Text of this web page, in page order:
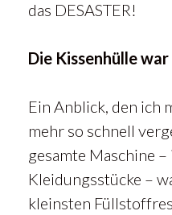
das DESASTER!
Die Kissenhülle
Ein Anblick, den ich
mehr so schnell
gesamte Maschine
Kleidungsstücke –
kleinsten